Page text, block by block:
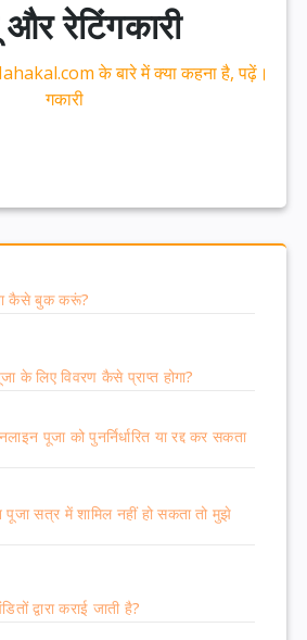
और रेटिंगकारी
के बारे में क्या कहना है, पढ़ें।
गकारी
कैसे बुक करूं?
के लिए विवरण कैसे प्राप्त होगा?
पूजा को पुनर्निर्धारित या रद्द कर सकता
सत्र में शामिल नहीं हो सकता तो मुझे
द्वारा कराई जाती है?